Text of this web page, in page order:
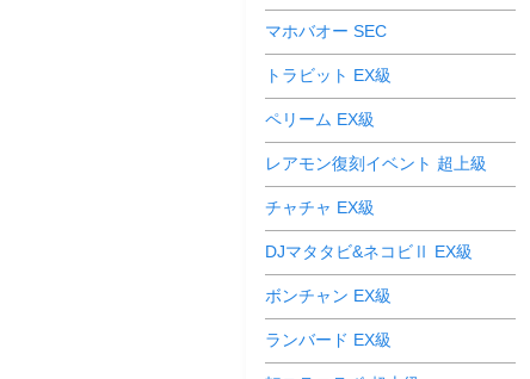
マホバオー SEC
トラビット EX級
ペリーム EX級
レアモン復刻イベント 超上級
チャチャ EX級
DJマタタビ&ネコビⅡ EX級
ボンチャン EX級
ランバード EX級